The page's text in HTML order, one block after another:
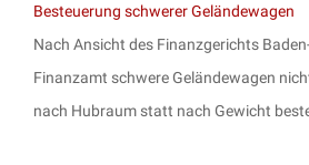
Besteuerung schwerer Geländewagen
Nach Ansicht des Finanzgerichts
Finanzamt schwere Geländewagen
nach Hubraum statt nach Gewicht